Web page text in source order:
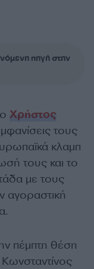
πηγή στην
Χρήστος
τους
κλαμπ
τους και το
με τους
αγοραστική
πέμπτη θέση